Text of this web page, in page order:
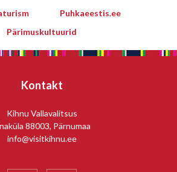
Puhkaeestis.ee
Pärimuskultuurid
Kontakt
Kihnu Vallavalitsus
88003, Pärnumaa
info@visitkihnu.ee